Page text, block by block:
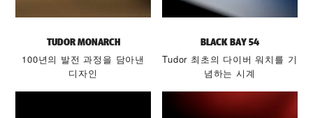
TUDOR MONARCH
100년의 발전 과정을 담아낸
디자인
BLACK BAY 54
Tudor 최초의 다이버 워치를 기
념하는 시계